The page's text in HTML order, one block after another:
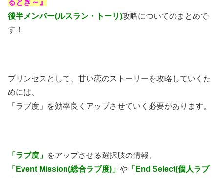
るとき～』
後半メンバー(ルスラン・トーリ)攻略についてのまとめで
す！
プリンセスとして、甘い恋のストーリーを攻略していくた
めには、
「ラブ度」を効率良くアップさせていく必要があります。
「ラブ度」 をアップさせる選択肢の情報、
「Event Mission(総合ラブ度)」 や 「End Select(個人ラブ